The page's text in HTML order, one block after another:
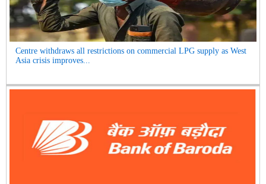
Centre withdraws all restrictions on commercial LPG supply as West
Asia crisis improves...